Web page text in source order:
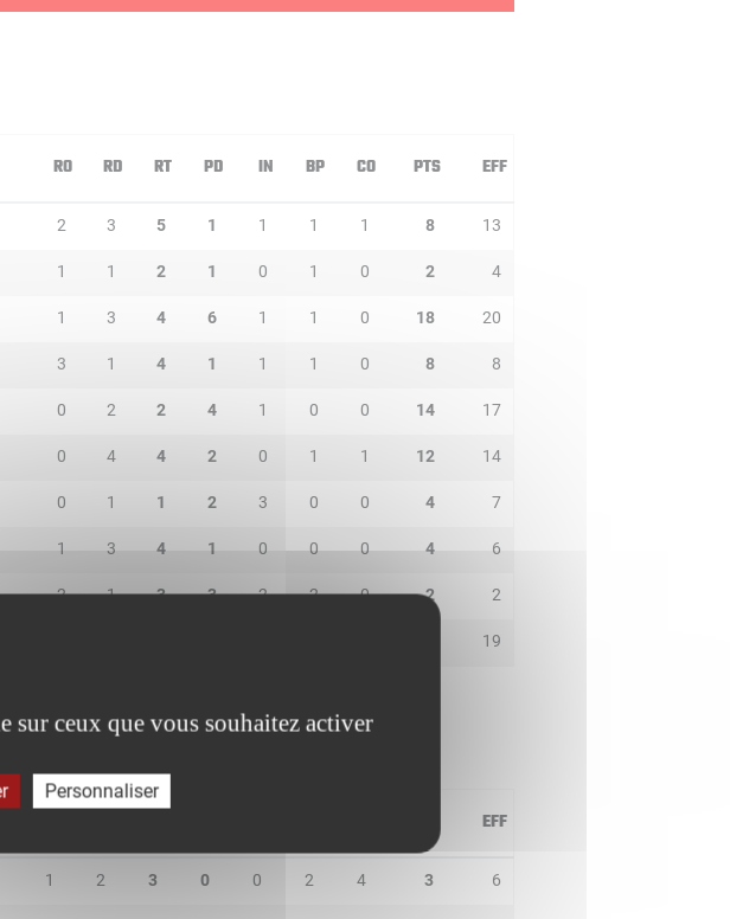
RO RD RT PD IN BP CO PTS EFF
2 3 5 1 1 1 1 8 13
1 1 2 1 0 1 0 2 4
1 3 4 6 1 1 0 18 20
3 1 4 1 1 1 0 8 8
0 2 2 4 1 0 0 14 17
0 4 4 2 0 1 1 12 14
0 1 1 2 3 0 0 4 7
1 3 4 1 0 0 0 4 6
2 1 3 3 2 2 0 2 2
19
EFF
1 2 3 0 0 2 4 3 6
sur ceux que vous souhaitez activer
Personnaliser